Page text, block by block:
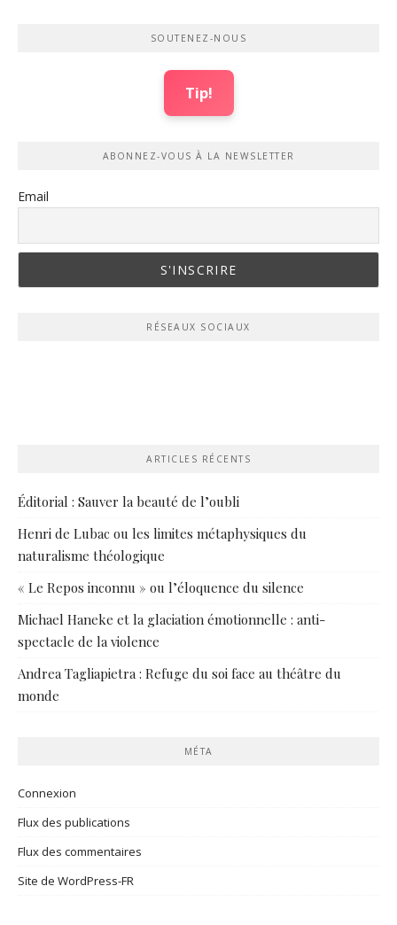
SOUTENEZ-NOUS
Tip!
ABONNEZ-VOUS À LA NEWSLETTER
Email
RÉSEAUX SOCIAUX
ARTICLES RÉCENTS
Éditorial : Sauver la beauté de l’oubli
Henri de Lubac ou les limites métaphysiques du
naturalisme théologique
« Le Repos inconnu » ou l’éloquence du silence
Michael Haneke et la glaciation émotionnelle : anti-
spectacle de la violence
Andrea Tagliapietra : Refuge du soi face au théâtre du
monde
MÉTA
Connexion
Flux des publications
Flux des commentaires
Site de WordPress-FR